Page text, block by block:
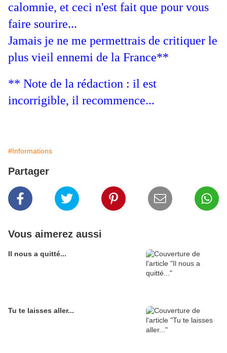
calomnie, et ceci n'est fait que pour vous
faire sourire...
Jamais je ne me permettrais de critiquer le
plus vieil ennemi de la France**
** Note de la rédaction : il est
incorrigible, il recommence...
#Informations
Partager
Vous aimerez aussi
Il nous a quitté...
Tu te laisses aller...